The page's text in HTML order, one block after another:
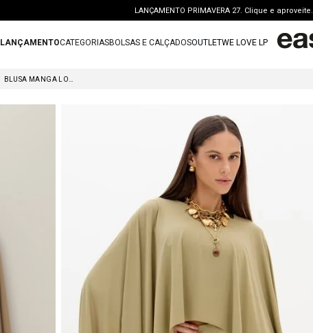
LANÇAMENTO PRIMAVERA 27. Clique e aproveite.
FRETE GRÁTIS | a partir de R$ 699. APROVEITAR >
LANÇAMENTOCATEGORIASBOLSAS E CALÇADOSOUTLETWE LOVE LP
BLUSA MANGA LONGA AMPLA
calca jeans
calca
bota
º
vestido curto
tenis
saia